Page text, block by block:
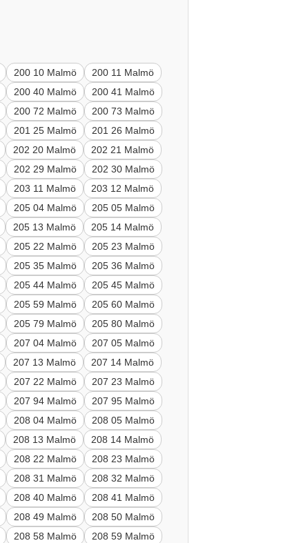
200 10 Malmö
200 11 Malmö
200 40 Malmö
200 41 Malmö
200 72 Malmö
200 73 Malmö
201 25 Malmö
201 26 Malmö
202 20 Malmö
202 21 Malmö
202 29 Malmö
202 30 Malmö
203 11 Malmö
203 12 Malmö
205 04 Malmö
205 05 Malmö
205 13 Malmö
205 14 Malmö
205 22 Malmö
205 23 Malmö
205 35 Malmö
205 36 Malmö
205 44 Malmö
205 45 Malmö
205 59 Malmö
205 60 Malmö
205 79 Malmö
205 80 Malmö
207 04 Malmö
207 05 Malmö
207 13 Malmö
207 14 Malmö
207 22 Malmö
207 23 Malmö
207 94 Malmö
207 95 Malmö
208 04 Malmö
208 05 Malmö
208 13 Malmö
208 14 Malmö
208 22 Malmö
208 23 Malmö
208 31 Malmö
208 32 Malmö
208 40 Malmö
208 41 Malmö
208 49 Malmö
208 50 Malmö
208 58 Malmö
208 59 Malmö